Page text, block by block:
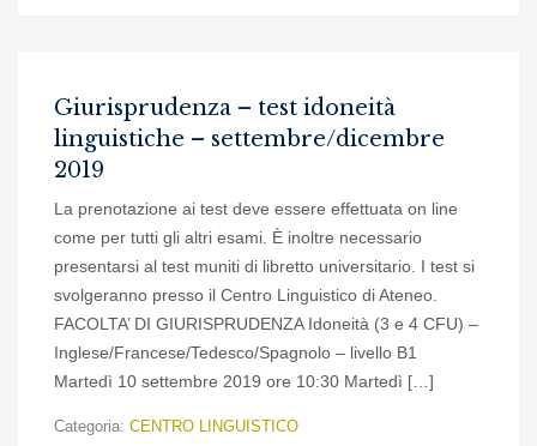
Giurisprudenza – test idoneità
linguistiche – settembre/dicembre
2019
La prenotazione ai test deve essere effettuata on line
come per tutti gli altri esami. È inoltre necessario
presentarsi al test muniti di libretto universitario. I test si
svolgeranno presso il Centro Linguistico di Ateneo.
FACOLTA’ DI GIURISPRUDENZA Idoneità (3 e 4 CFU) –
Inglese/Francese/Tedesco/Spagnolo – livello B1
Martedì 10 settembre 2019 ore 10:30 Martedì […]
Categoria: CENTRO LINGUISTICO